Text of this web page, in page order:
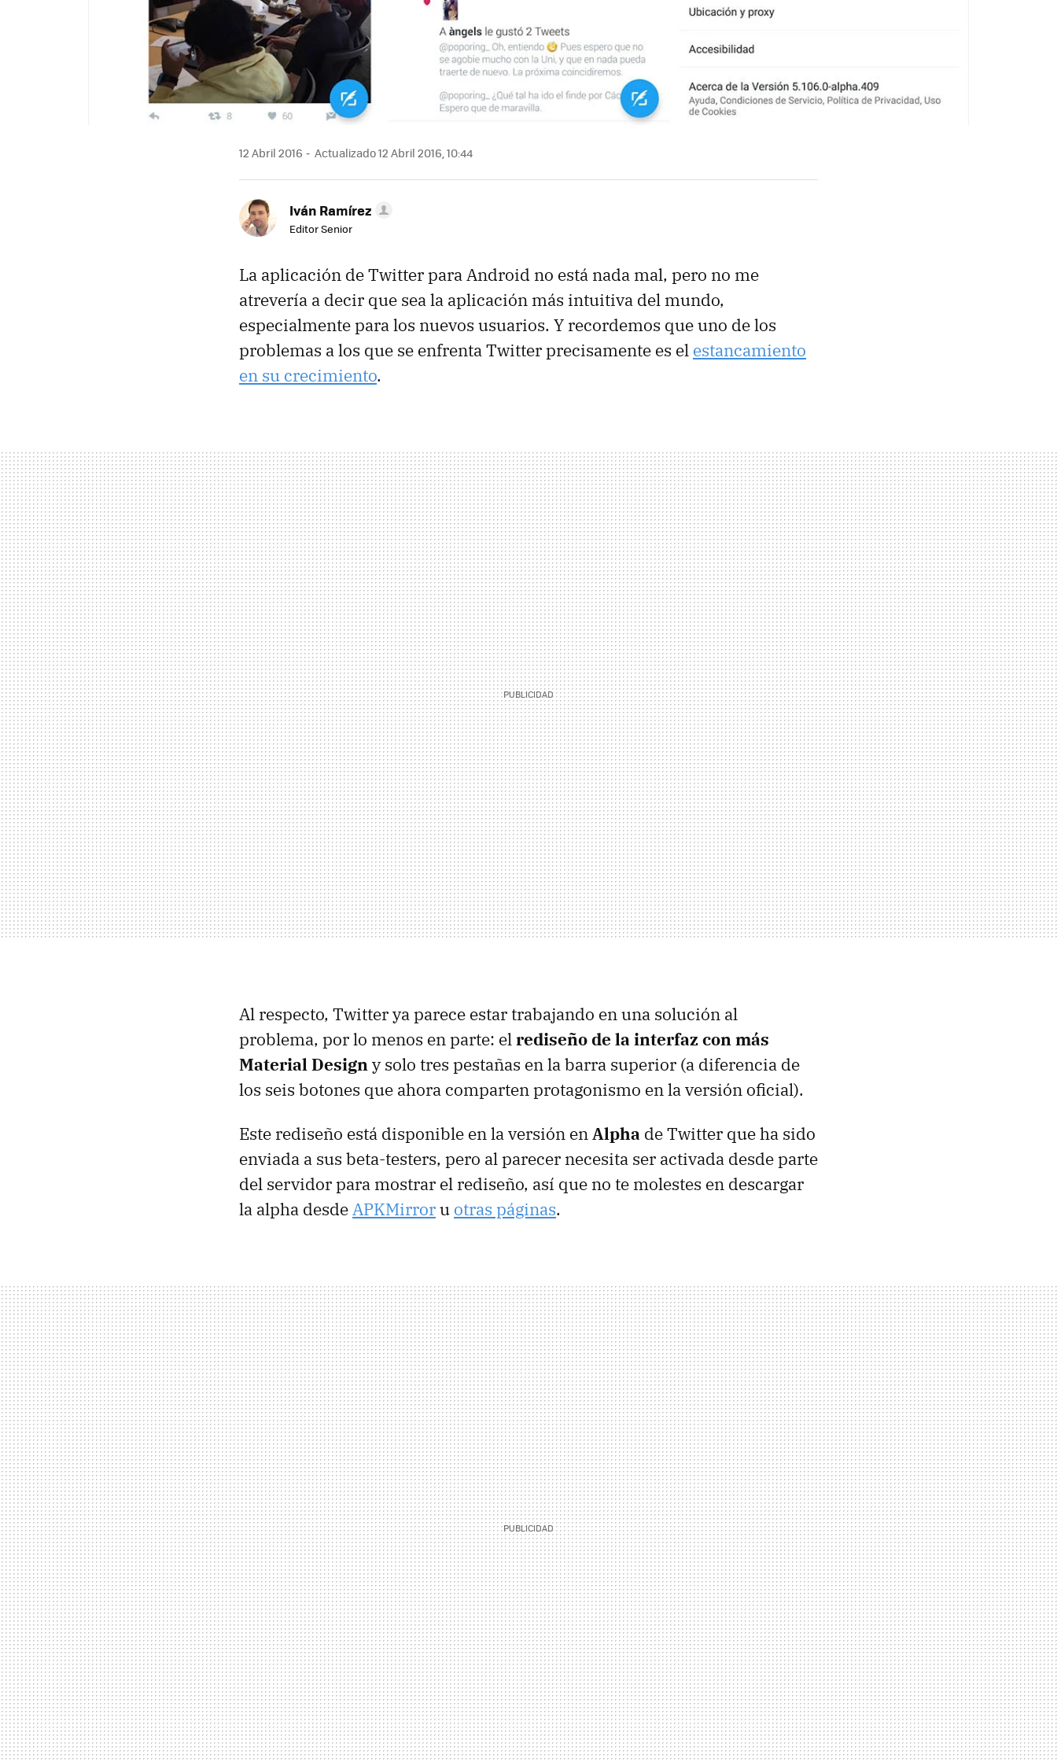
12 Abril 2016 Actualizado 12 Abril 2016, 10:44
Iván Ramírez
Editor Senior
La aplicación de Twitter para Android no está nada mal, pero no me
atrevería a decir que sea la aplicación más intuitiva del mundo,
especialmente para los nuevos usuarios. Y recordemos que uno de los
problemas a los que se enfrenta Twitter precisamente es el estancamiento
en su crecimiento.
Al respecto, Twitter ya parece estar trabajando en una solución al
problema, por lo menos en parte: elrediseño de la interfaz con más
Material Designy solo tres pestañas en la barra superior (a diferencia de
los seis botones que ahora comparten protagonismo en la versión oficial).
Este rediseño está disponible en la versión enAlpha de Twitter que ha sido
enviada a sus beta-testers, pero al parecer necesita ser activada desde parte
del servidor para mostrar el rediseño, así que no te molestes en descargar
la alpha desdeAPKMirroru otras páginas.